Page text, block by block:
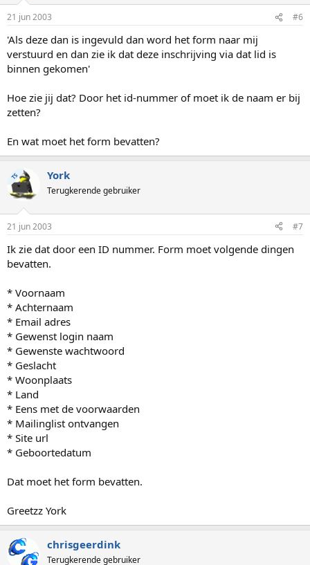
21 jun 2003 #6
'Als deze dan is ingevuld dan word het form naar mij
verstuurd en dan zie ik dat deze inschrijving via dat lid is
binnen gekomen'
Hoe zie jij dat? Door het id-nummer of moet ik de naam er bij
zetten?
En wat moet het form bevatten?
TS York
Terugkerende gebruiker
21 jun 2003 #7
Ik zie dat door een ID nummer. Form moet volgende dingen
bevatten.
* Voornaam
* Achternaam
* Email adres
* Gewenst login naam
* Gewenste wachtwoord
* Geslacht
* Woonplaats
* Land
* Eens met de voorwaarden
* Mailinglist ontvangen
* Site url
* Geboortedatum
Dat moet het form bevatten.
Greetzz York
chrisgeerdink
Terugkerende gebruiker